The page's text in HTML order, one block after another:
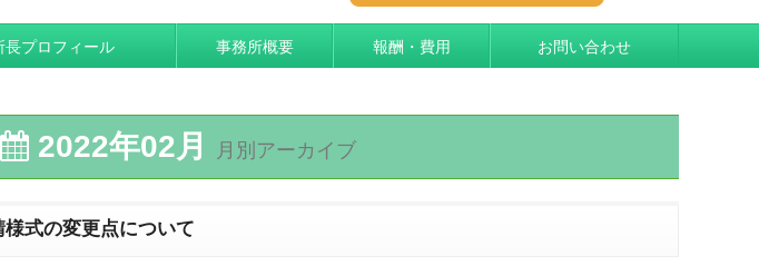
長プロフィール 事務所概要 報酬・費用 お問い合わせ
2022年02月 月別アーカイブ
式の変更点について